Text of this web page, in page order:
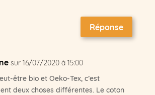
Réponse
sur 16/07/2020 à 15:00
être bio et Oeko-Tex, c’est
deux choses différentes. Le coton